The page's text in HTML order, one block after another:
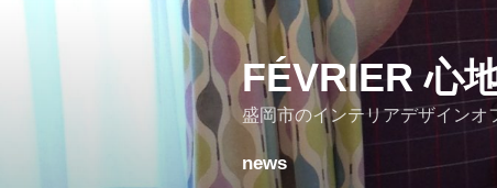
FÉVRIER 心
盛岡市のインテリアデザインオ
news